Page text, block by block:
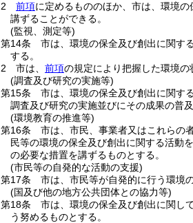
2
前項に定めるもののほか、市は、環境
講ずることができる。
(監視、測定等)
第14条
市は、環境の保全及び創出に関す
する。
2
市は、 前項の規定により把握した環境の
(調査及び研究の実施等)
第15条
市は、環境の保全及び創出に関す
調査及び研究の実施並びにその成果の普
(環境教育の推進等)
第16条
市は、市民、事業者又はこれらの
民等の環境の保全及び創出に関する活動
の必要な措置を講ずるものとする。
(市民等の自発的な活動の支援)
第17条
市は、市民等が自発的に行う環境
(国及び他の地方公共団体との協力等)
第18条
市は、環境の保全及び創出に関し
う努めるものとする。